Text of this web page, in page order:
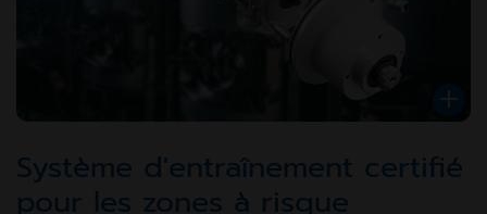
Système d'entraînement certifié
pour les zones à risque